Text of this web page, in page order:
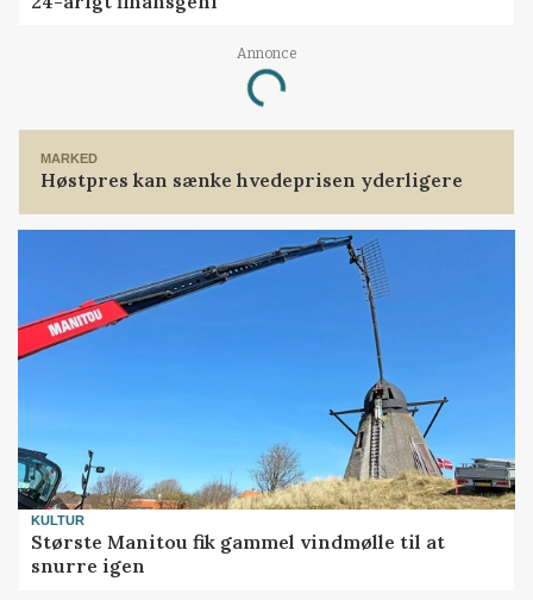
Annonce
Loading...
MARKED
Høstpres kan sænke hvedeprisen yderligere
KULTUR
Største Manitou fik gammel vindmølle til at
snurre igen